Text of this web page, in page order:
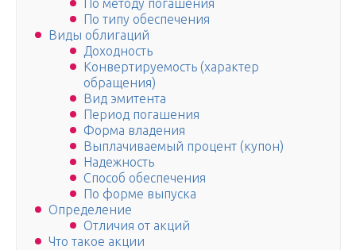
По методу погашения
По типу обеспечения
Виды облигаций
Доходность
Конвертируемость (характер
обращения)
Вид эмитента
Период погашения
Форма владения
Выплачиваемый процент (купон)
Надежность
Способ обеспечения
По форме выпуска
Определение
Отличия от акций
Что такое акции